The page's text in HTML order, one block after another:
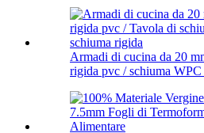
Armadi di cucina da 20
rigida pvc / schiuma WPC